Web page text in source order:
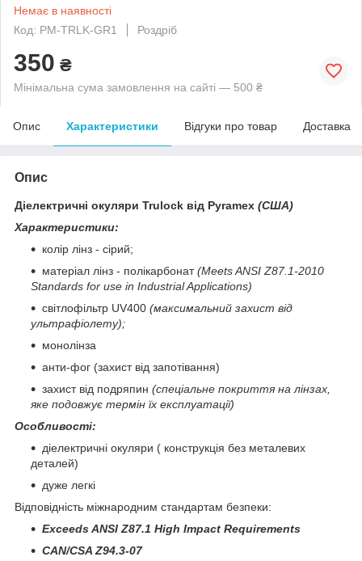
Немає в наявності
Код: PM-TRLK-GR1
Роздріб
350 ₴
Мінімальна сума замовлення на сайті — 500 ₴
Опис Характеристики Відгуки про товар Доставка
Опис
Діелектричні окуляри Trulock від Pyramex (США)
Характеристики:
колір лінз - сірий;
матеріал лінз - полікарбонат(Meets ANSI Z87.1-2010
Standards for use in Industrial Applications)
світлофільтр UV400 (максимальний захист від
ультрафіолету);
монолінза
анти-фог (захист від запотівання)
захист від подряпин (спеціальне покриття на лінзах,
яке подовжує термін їх експлуатації)
Особливості:
діелектричні окуляри ( конструкція без металевих
деталей)
дуже легкі
Відповідність міжнародним стандартам безпеки:
Exceeds ANSI Z87.1 High Impact Requirements
CAN/CSA Z94.3-07